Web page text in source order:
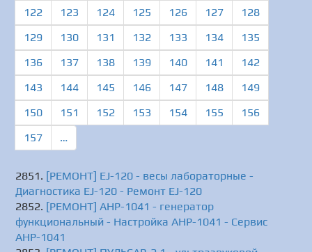
122
123 124 125 126 127
128
129
130 131 132 133 134
135
136
137 138 139 140 141
142
143
144 145 146 147 148
149
150
151 152 153 154 155
156
157
…
[РЕМОНТ] EJ-120 - весы лабораторные -
Диагностика EJ-120 - Ремонт EJ-120
[РЕМОНТ] АНР-1041 - генератор
функциональный - Настройка АНР-1041 - Сервис
АНР-1041